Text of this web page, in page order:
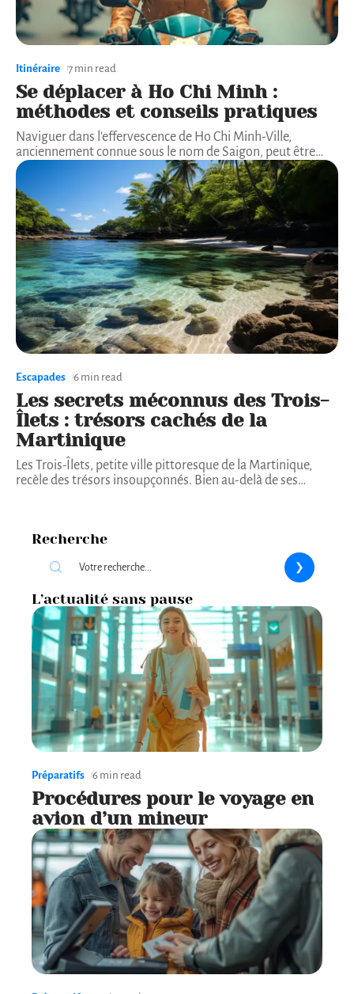
Itinéraire 7 min read
Se déplacer à Ho Chi Minh :
méthodes et conseils pratiques
Naviguer dans l'effervescence de Ho Chi Minh-Ville,
anciennement connue sous le nom de Saigon, peut être…
Escapades 6 min read
Les secrets méconnus des Trois-
Îlets : trésors cachés de la
Martinique
Les Trois-Îlets, petite ville pittoresque de la Martinique,
recèle des trésors insoupçonnés. Bien au-delà de ses…
Recherche
L’actualité sans pause
Préparatifs 6 min read
Procédures pour le voyage en
avion d’un mineur